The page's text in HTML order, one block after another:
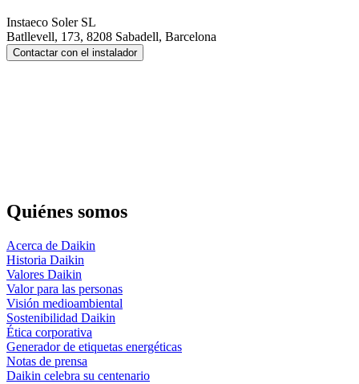
Instaeco Soler SL
Batllevell, 173, 8208 Sabadell, Barcelona
Contactar con el instalador
Quiénes somos
Acerca de Daikin
Historia Daikin
Valores Daikin
Valor para las personas
Visión medioambiental
Sostenibilidad Daikin
Ética corporativa
Generador de etiquetas energéticas
Notas de prensa
Daikin celebra su centenario